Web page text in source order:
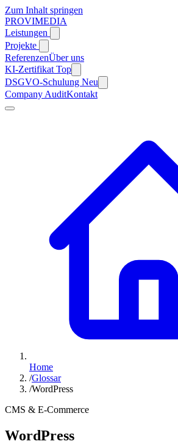
Zum Inhalt springen
PROVIMEDIA
Leistungen
Projekte
ReferenzenÜber uns
KI-Zertifikat Top
DSGVO-Schulung Neu
Company AuditKontakt
Home
/Glossar
/WordPress
CMS & E-Commerce
WordPress